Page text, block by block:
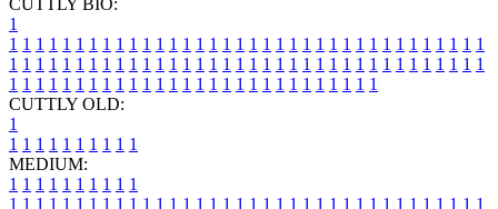
1
1 1 1 1 1 1 1 1 1 1 1 1 1 1 1 1 1 1 1 1 1 1 1 1 1 1 1 1 1 1 1 1 1 1 1 1
1 1 1 1 1 1 1 1 1 1 1 1 1 1 1 1 1 1 1 1 1 1 1 1 1 1 1 1 1 1 1 1 1 1 1 1
1 1 1 1 1 1 1 1 1 1 1 1 1 1 1 1 1 1 1 1 1 1 1 1 1 1 1 1
CUTTLY OLD:
1
1 1 1 1 1 1 1 1 1 1
MEDIUM:
1 1 1 1 1 1 1 1 1 1
1 1 1 1 1 1 1 1 1 1 1 1 1 1 1 1 1 1 1 1 1 1 1 1 1 1 1 1 1 1 1 1 1 1 1 1